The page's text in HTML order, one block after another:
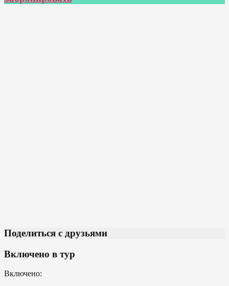
Поделиться с друзьями
Включено в тур
Включено: